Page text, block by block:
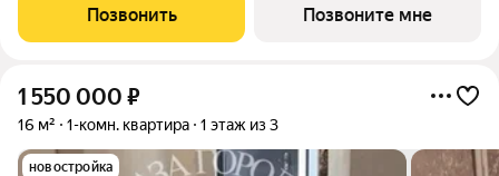
Позвонить Позвоните мне
1 550 000 ₽
16 м² 1-комн. квартира 1 этаж из 3
новостройка